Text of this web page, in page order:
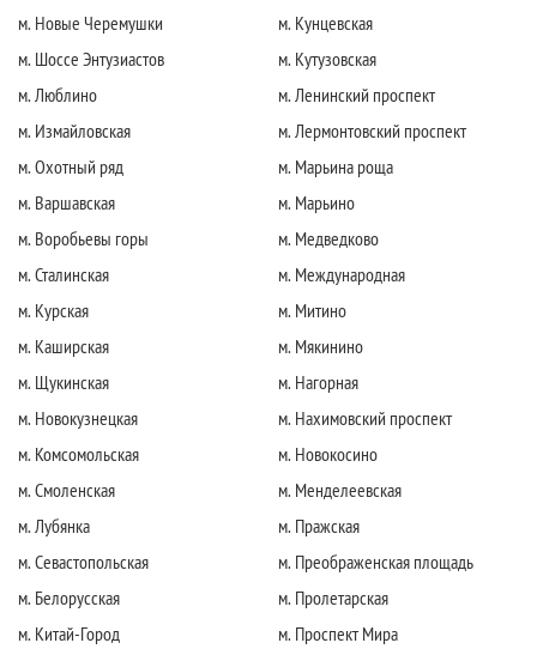
м. Новые Черемушки
м. Шоссе Энтузиастов
м. Люблино
м. Измайловская
м. Охотный ряд
м. Варшавская
м. Воробьевы горы
м. Сталинская
м. Курская
м. Каширская
м. Щукинская
м. Новокузнецкая
м. Комсомольская
м. Смоленская
м. Лубянка
м. Севастопольская
м. Белорусская
м. Китай-Город
м. Кунцевская
м. Кутузовская
м. Ленинский проспект
м. Лермонтовский проспект
м. Марьина роща
м. Марьино
м. Медведково
м. Международная
м. Митино
м. Мякинино
м. Нагорная
м. Нахимовский проспект
м. Новокосино
м. Менделеевская
м. Пражская
м. Преображенская площадь
м. Пролетарская
м. Проспект Мира